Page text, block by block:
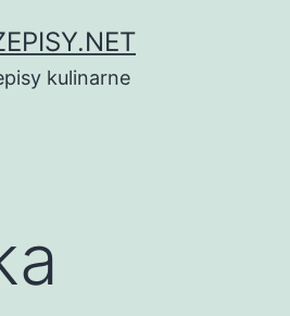
kulinarne